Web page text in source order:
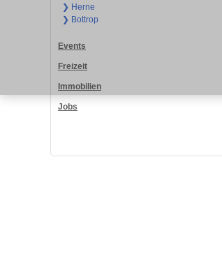
❯ Herne
❯ Bottrop
Events
Freizeit
Immobilien
Jobs